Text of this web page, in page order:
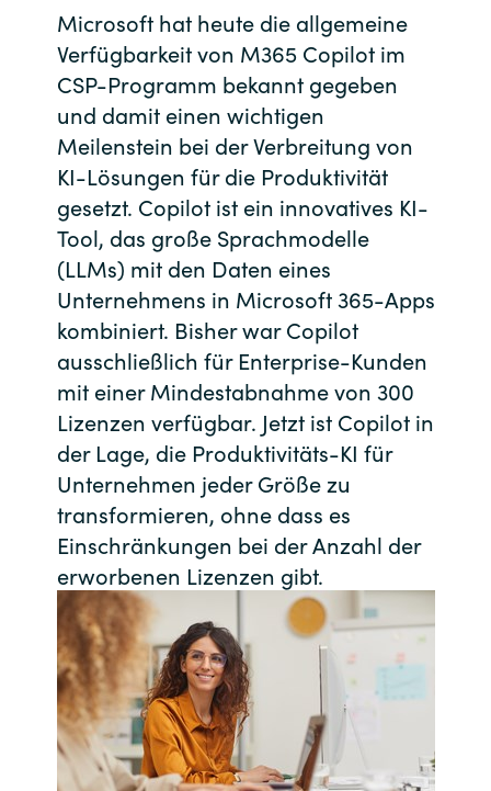
Bulgaria
Czechia
Denmark
Estonia
Finland
France
Germany
Hungary
Iceland
India
Indonesia
Kingdom of Saudi Arabia
Kuwait
Latvia
Kontakt
Karriere
Channel Partner
Microsoft hat heute die allgemeine
Verfügbarkeit von M365 Copilot im
CSP-Programm bekannt gegeben
und damit einen wichtigen
Meilenstein bei der Verbreitung von
KI-Lösungen für die Produktivität
gesetzt. Copilot ist ein innovatives KI-
Tool, das große Sprachmodelle
(LLMs) mit den Daten eines
Unternehmens in Microsoft 365-Apps
kombiniert. Bisher war Copilot
ausschließlich für Enterprise-Kunden
mit einer Mindestabnahme von 300
Lizenzen verfügbar. Jetzt ist Copilot in
der Lage, die Produktivitäts-KI für
Unternehmen jeder Größe zu
transformieren, ohne dass es
Einschränkungen bei der Anzahl der
erworbenen Lizenzen gibt.